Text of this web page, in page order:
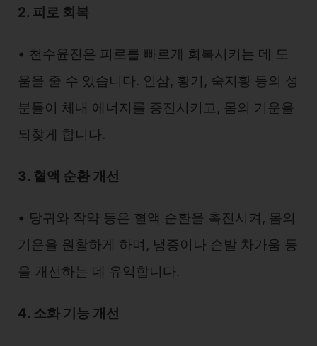
2. 피로 회복
• 천수윤진은 피로를 빠르게 회복시키는 데 도
움을 줄 수 있습니다. 인삼, 황기, 숙지황 등의 성
분들이 체내 에너지를 증진시키고, 몸의 기운을
되찾게 합니다.
3. 혈액 순환 개선
• 당귀와 작약 등은 혈액 순환을 촉진시켜, 몸의
기운을 원활하게 하며, 냉증이나 손발 차가움 등
을 개선하는 데 유익합니다.
4. 소화 기능 개선